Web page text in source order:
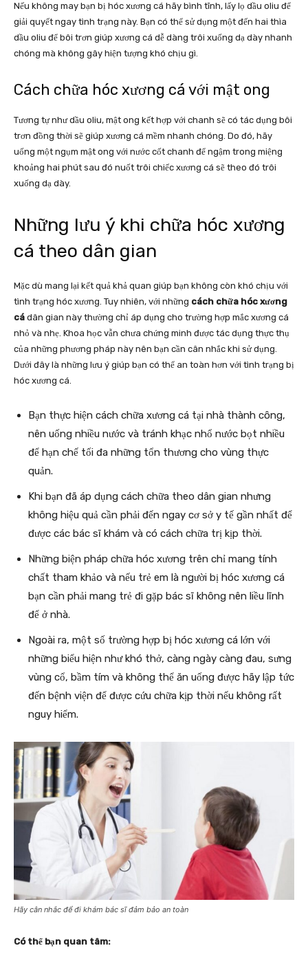
Nếu không may bạn bị hóc xương cá hãy bình tĩnh, lấy lọ dầu oliu để
giải quyết ngay tình trạng này. Bạn có thể sử dụng một đến hai thìa
dầu oliu để bôi trơn giúp xương cá dễ dàng trôi xuống dạ dày nhanh
chóng mà không gây hiện tượng khó chịu gì.
Cách chữa hóc xương cá với mật ong
Tương tự như dầu oliu, mật ong kết hợp với chanh sẽ có tác dụng bôi
trơn đồng thời sẽ giúp xương cá mềm nhanh chóng. Do đó, hãy
uống một ngụm mật ong với nước cốt chanh để ngậm trong miệng
khoảng hai phút sau đó nuốt trôi chiếc xương cá sẽ theo đó trôi
xuống dạ dày.
Những lưu ý khi chữa hóc xương
cá theo dân gian
Mặc dù mang lại kết quả khả quan giúp bạn không còn khó chịu với
tình trạng hóc xương. Tuy nhiên, với những cách chữa hóc xương
cá dân gian này thường chỉ áp dụng cho trường hợp mắc xương cá
nhỏ và nhẹ. Khoa học vẫn chưa chứng minh được tác dụng thực thụ
của những phương pháp này nên bạn cần cân nhắc khi sử dụng.
Dưới đây là những lưu ý giúp bạn có thể an toàn hơn với tình trạng bị
hóc xương cá.
Bạn thực hiện cách chữa xương cá tại nhà thành công,
nên uống nhiều nước và tránh khạc nhổ nước bọt nhiều
để hạn chế tối đa những tổn thương cho vùng thực
quản.
Khi bạn đã áp dụng cách chữa theo dân gian nhưng
không hiệu quả cần phải đến ngay cơ sở y tế gần nhất để
được các bác sĩ khám và có cách chữa trị kịp thời.
Những biện pháp chữa hóc xương trên chỉ mang tính
chất tham khảo và nếu trẻ em là người bị hóc xương cá
bạn cần phải mang trẻ đi gặp bác sĩ không nên liều lĩnh
để ở nhà.
Ngoài ra, một số trường hợp bị hóc xương cá lớn với
những biểu hiện như khó thở, càng ngày càng đau, sưng
vùng cổ, bầm tím và không thể ăn uống được hãy lập tức
đến bệnh viện để được cứu chữa kịp thời nếu không rất
nguy hiểm.
Hãy cân nhắc để đi khám bác sĩ đảm bảo an toàn
Có thể bạn quan tâm: